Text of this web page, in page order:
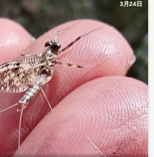
3月24日